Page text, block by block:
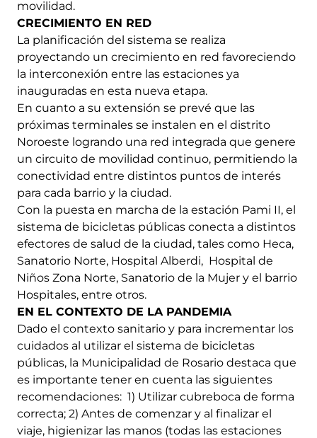
movilidad.
CRECIMIENTO EN RED
La planificación del sistema se realiza
proyectando un crecimiento en red favoreciendo
la interconexión entre las estaciones ya
inauguradas en esta nueva etapa.
En cuanto a su extensión se prevé que las
próximas terminales se instalen en el distrito
Noroeste logrando una red integrada que genere
un circuito de movilidad continuo, permitiendo la
conectividad entre distintos puntos de interés
para cada barrio y la ciudad.
Con la puesta en marcha de la estación Pami II, el
sistema de bicicletas públicas conecta a distintos
efectores de salud de la ciudad, tales como Heca,
Sanatorio Norte, Hospital Alberdi, Hospital de
Niños Zona Norte, Sanatorio de la Mujer y el barrio
Hospitales, entre otros.
EN EL CONTEXTO DE LA PANDEMIA
Dado el contexto sanitario y para incrementar los
cuidados al utilizar el sistema de bicicletas
públicas, la Municipalidad de Rosario destaca que
es importante tener en cuenta las siguientes
recomendaciones: 1) Utilizar cubreboca de forma
correcta; 2) Antes de comenzar y al finalizar el
viaje, higienizar las manos (todas las estaciones